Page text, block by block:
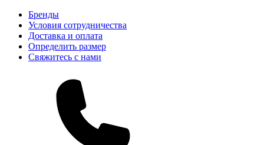
Бренды
Условия сотрудничества
Доставка и оплата
Определить размер
Свяжитесь с нами